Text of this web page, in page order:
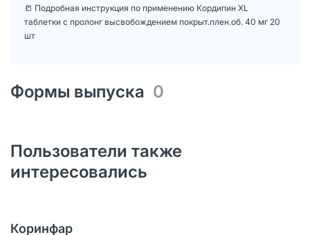
📒 Подробная инструкция по применению Кордипин XL
таблетки с пролонг высвобождением покрыт.плен.об. 40 мг 20
шт
Формы выпуска 0
Пользователи также
интересовались
Коринфар